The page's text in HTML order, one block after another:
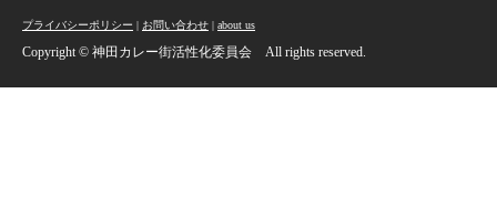
プライバシーポリシー | お問い合わせ | about us
Copyright © 神田カレー街活性化委員会 All rights reserved.